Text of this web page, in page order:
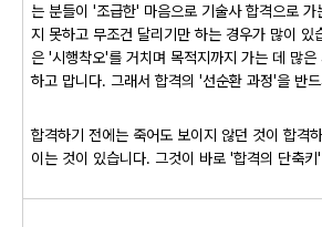
는 분들이 '조급한' 마음으로 기술사 합격으로
지 못하고 무조건 달리기만 하는 경우가 많이 있
은 '시행착오'를 거치며 목적지까지 가는 데 많은
하고 맙니다. 그래서 합격의 '선순환 과정'을 반
합격하기 전에는 죽어도 보이지 않던 것이 합격
이는 것이 있습니다. 그것이 바로 '합격의 단축키